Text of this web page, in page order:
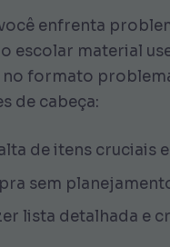
você enfrenta
escolar material
formato
de cabeça:
de itens cruciais
sem
lista detalhada e